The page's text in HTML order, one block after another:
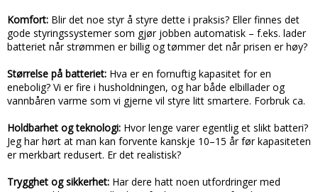
Komfort: Blir det noe styr å styre dette i praksis? Eller finnes det
gode styringssystemer som gjør jobben automatisk – f.eks. lader
batteriet når strømmen er billig og tømmer det når prisen er høy?
Størrelse på batteriet: Hva er en fornuftig kapasitet for en
enebolig? Vi er fire i husholdningen, og har både elbillader og
vannbåren varme som vi gjerne vil styre litt smartere. Forbruk ca.
Holdbarhet og teknologi: Hvor lenge varer egentlig et slikt batteri?
Jeg har hørt at man kan forvente kanskje 10–15 år før kapasiteten
er merkbart redusert. Er det realistisk?
Trygghet og sikkerhet: Har dere hatt noen utfordringer med